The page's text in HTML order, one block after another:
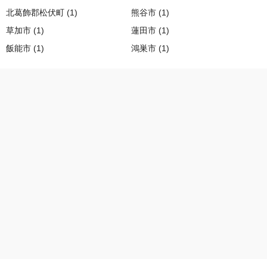
北葛飾郡松伏町 (1) 熊谷市 (1)
草加市 (1) 蓮田市 (1)
飯能市 (1) 鴻巣市 (1)